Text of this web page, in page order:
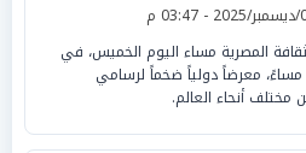
المصرية مساء اليوم الخميس، في
معرضاً دولياً ضخماً لرسامي
مختلف أنحاء العالم.